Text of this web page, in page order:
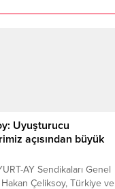
Uyuşturucu
açısından büyük
AY Sendikaları Genel
Hakan Çeliksoy, Türkiye ve